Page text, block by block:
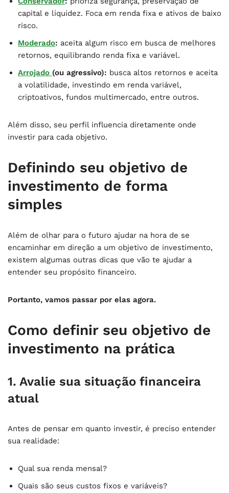
capital e liquidez. Foca em renda fixa e ativos de baixo
risco.
Moderado: aceita algum risco em busca de melhores
retornos, equilibrando renda fixa e variável.
Arrojado (ou agressivo): busca altos retornos e aceita
a volatilidade, investindo em renda variável,
criptoativos, fundos multimercado, entre outros.
Além disso, seu perfil influencia diretamente onde
investir para cada objetivo.
Definindo seu objetivo de
investimento de forma
simples
Além de olhar para o futuro ajudar na hora de se
encaminhar em direção a um objetivo de investimento,
existem algumas outras dicas que vão te ajudar a
entender seu propósito financeiro.
Portanto, vamos passar por elas agora.
Como definir seu objetivo de
investimento na prática
1. Avalie sua situação financeira
atual
Antes de pensar em quanto investir, é preciso entender
sua realidade:
Qual sua renda mensal?
Quais são seus custos fixos e variáveis?